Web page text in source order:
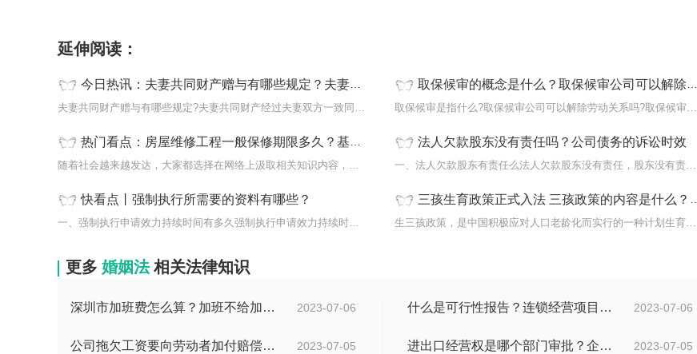
延伸阅读：
今日热讯：夫妻共同财产赠与有哪些规定？夫妻共同财产遗嘱有何法律规定？
夫妻共同财产赠与有哪些规定?夫妻共同财产经过夫妻双方一致同意，可
取保候审的概念是什么？取保候审公司可以解除劳动关系吗？ 环球时讯
取保候审是指什么?取保候审公司可以解除劳动关系吗?取保候审，是指
热门看点：房屋维修工程一般保修期限多久？基础设施工程的使用年限是多久？
随着社会越来越发达，大家都选择在网络上汲取相关知识内容，比如房
法人欠款股东没有责任吗？公司债务的诉讼时效
一、法人欠款股东有责任么法人欠款股东没有责任，股东没有责任偿还
快看点丨强制执行所需要的资料有哪些？
一、强制执行申请效力持续时间有多久强制执行申请效力持续时间有两
三孩生育政策正式入法 三孩政策的内容是什么？积极响应三孩政策内容是什么？_世界热议
生三孩政策，是中国积极应对人口老龄化而实行的一种计划生育政策。
更多 婚姻法 相关法律知识
2023-07-06
深圳市加班费怎么算？加班不给加班费应该怎么办？ 2023-07-06
什么是可行性报告？连锁经营项目概况都有哪些内容？ 环球观察
2023-07-05
公司拖欠工资要向劳动者加付赔偿金吗？拖欠工资仲裁时效期间是如何规定的？ 2023-07-05
进出口经营权是哪个部门审批？企业办理进出口权的流程是怎么样的？ 世界速讯